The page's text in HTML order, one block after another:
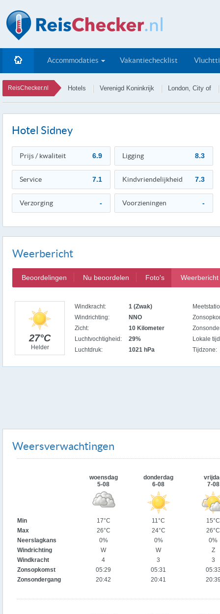
Accommodaties Vakantiechecklist
ReisChecker.nl Hotels Verenigd Koninkrijk London, City of
Hotel Sidney
Prijs / kwaliteit 6.9 Ligging 8.3
Service 7.1 Kindvriendelijkheid 7.3
Verzorging - Voorzieningen -
Weerbericht
Beoordelingen Nu beoordelen Foto's Weerbericht
27°C
Helder
Windkracht:
Windrichting:
Zicht:
Luchtvochtigheid:
Luchtdruk:
1 (Zwak)
NNO
10 Kilometer
29%
1021 hPa
Lokale
Tijdzone:
Weersverwachtingen
woensdag
5-08
donderdag
6-08
7-08
Min 17°C 11°C
15°C
Max
26°C 24°C
26°C
Neerslagkans
0% 0%
0%
Windrichting
W W
Z
Windkracht
4 3
3
Zonsopkomst
05:29 05:31
Zonsondergang
20:42 20:41